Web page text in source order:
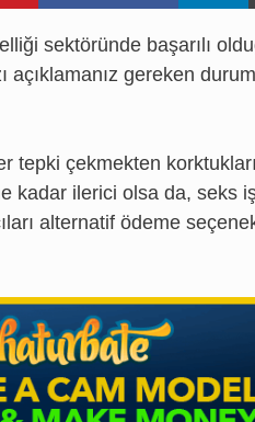
sektöründe başarılı
açıklamanız gereken
tepki çekmekten
kadar ilerici olsa da, seks
alternatif ödeme